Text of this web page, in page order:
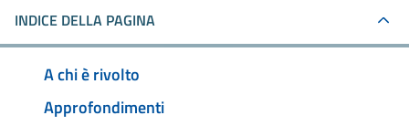
INDICE DELLA PAGINA
A chi è rivolto
Approfondimenti